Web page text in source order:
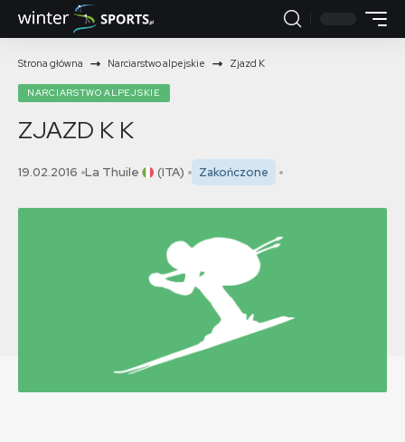
Strona główna Narciarstwo alpejskie Zjazd K
NARCIARSTWO ALPEJSKIE
ZJAZD K K
19.02.2016 La Thuile (ITA) Zakończone